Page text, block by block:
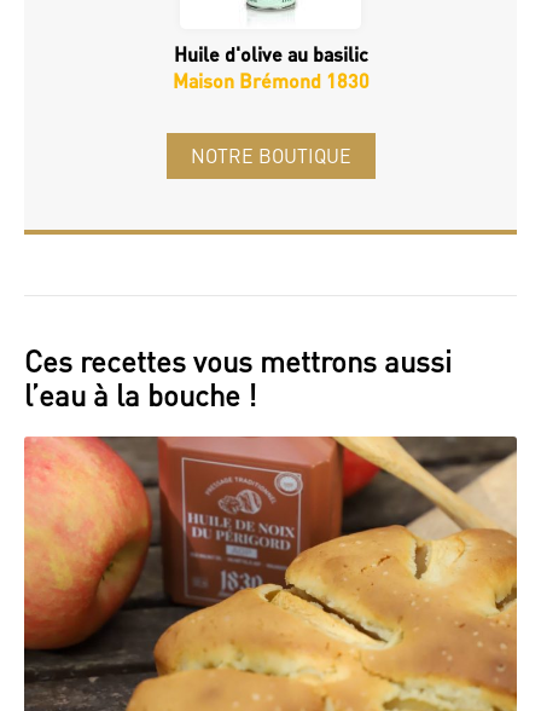
Huile d'olive au basilic
Maison Brémond 1830
NOTRE BOUTIQUE
Ces recettes vous mettrons aussi
l’eau à la bouche !